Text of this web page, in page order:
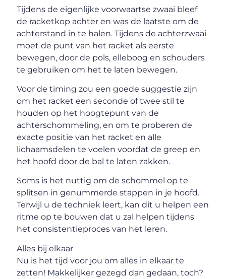
Tijdens de eigenlijke voorwaartse zwaai bleef
de racketkop achter en was de laatste om de
achterstand in te halen. Tijdens de achterzwaai
moet de punt van het racket als eerste
bewegen, door de pols, elleboog en schouders
te gebruiken om het te laten bewegen.
Voor de timing zou een goede suggestie zijn
om het racket een seconde of twee stil te
houden op het hoogtepunt van de
achterschommeling, en om te proberen de
exacte positie van het racket en alle
lichaamsdelen te voelen voordat de greep en
het hoofd door de bal te laten zakken.
Soms is het nuttig om de schommel op te
splitsen in genummerde stappen in je hoofd.
Terwijl u de techniek leert, kan dit u helpen een
ritme op te bouwen dat u zal helpen tijdens
het consistentieproces van het leren.
Alles bij elkaar
Nu is het tijd voor jou om alles in elkaar te
zetten! Makkelijker gezegd dan gedaan, toch?